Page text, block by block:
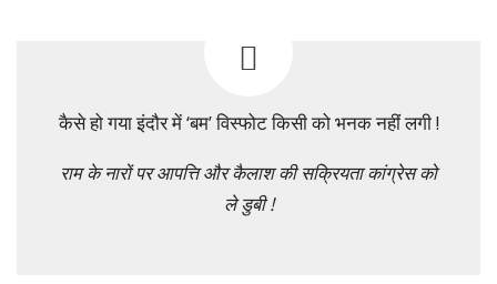
कैसे हो गया इंदौर में ‘बम’ विस्फोट किसी को भनक नहीं लगी !
राम के नारों पर आपत्ति और कैलाश की सक्रियता कांग्रेस को
ले डुबी !